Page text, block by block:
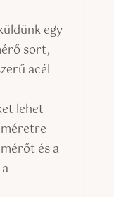
egy
sort,
acél
lehet
méretre
és a